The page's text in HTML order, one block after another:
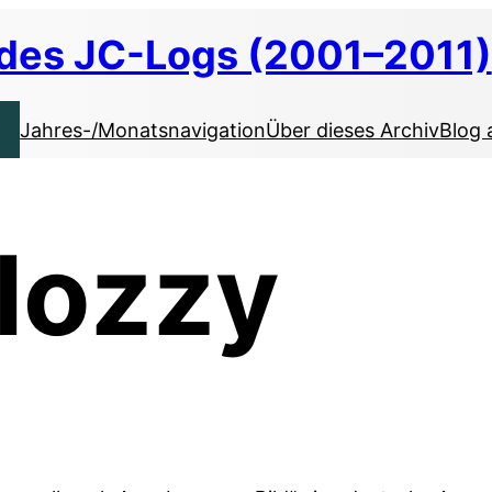
JC-Logs (2001–2011)
Jahres-/MonatsnavigationÜber dieses ArchivBlog